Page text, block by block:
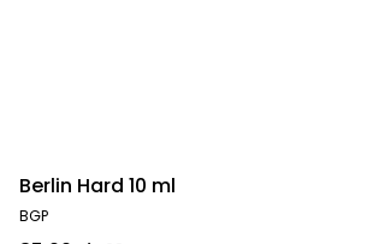
Berlin Hard 10 ml
BGP